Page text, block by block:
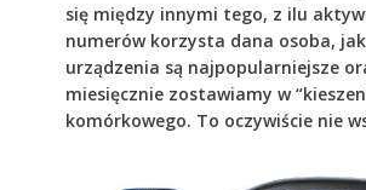
się między innymi tego, z ilu
numerów korzysta dana osoba,
urządzenia są najpopularniejsze
miesięcznie zostawiamy w
komórkowego. To oczywiście nie